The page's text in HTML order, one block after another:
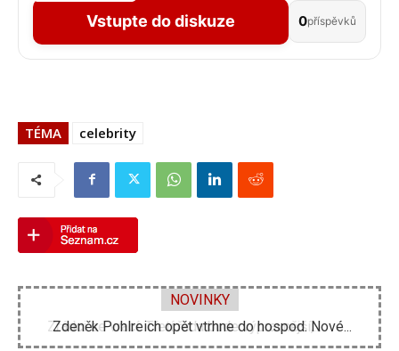
Vstupte do diskuze 0příspěvků
TÉMA celebrity
NOVINKY
Zdeněk Pohlreich opět vtrhne do hospod. Nové...